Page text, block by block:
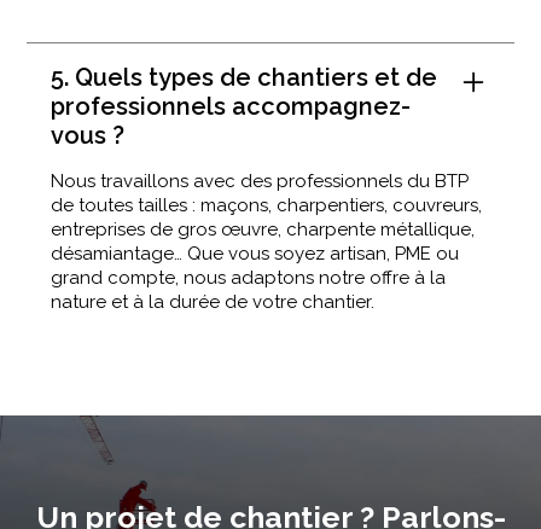
5. Quels types de chantiers et de
professionnels accompagnez-
vous ?
Nous travaillons avec des professionnels du BTP
de toutes tailles : maçons, charpentiers, couvreurs,
entreprises de gros œuvre, charpente métallique,
désamiantage… Que vous soyez artisan, PME ou
grand compte, nous adaptons notre offre à la
nature et à la durée de votre chantier.
Un projet de chantier ? Parlons-